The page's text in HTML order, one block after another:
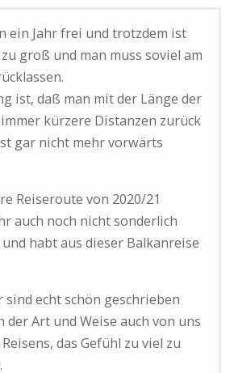
ein Jahr frei und trotzdem ist
groß und man muss soviel am
ist, daß man mit der Länge der
kürzere Distanzen zurück
gar nicht mehr vorwärts
Reiseroute von 2020/21
auch noch nicht sonderlich
habt aus dieser Balkanreise
sind echt schön geschrieben
der Art und Weise auch von uns
das Gefühl zu viel zu